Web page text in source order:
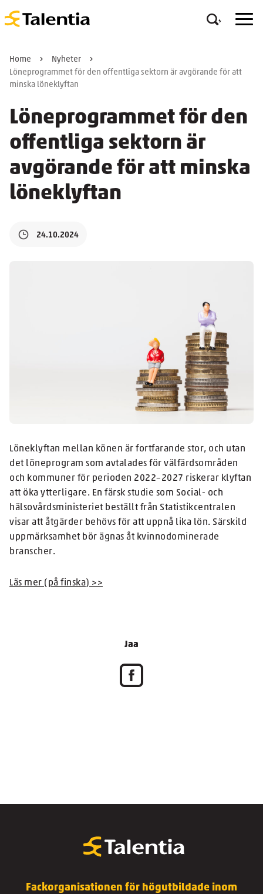
Home
Nyheter
Löneprogrammet för den offentliga sektorn är avgörande för att
minska löneklyftan
Löneprogrammet för den
offentliga sektorn är
avgörande för att minska
löneklyftan
24.10.2024
Löneklyftan mellan könen är fortfarande stor, och utan
det löneprogram som avtalades för välfärdsområden
och kommuner för perioden 2022–2027 riskerar klyftan
att öka ytterligare. En färsk studie som Social- och
hälsovårdsministeriet beställt från Statistikcentralen
visar att åtgärder behövs för att uppnå lika lön. Särskild
uppmärksamhet bör ägnas åt kvinnodominerade
branscher.
Läs mer (på finska) >>
Jaa
Fackorganisationen för högutbildade inom